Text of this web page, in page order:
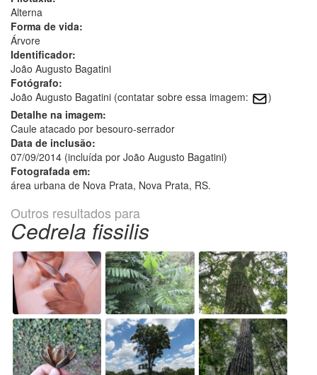
Alterna
Forma de vida:
Árvore
Identificador:
João Augusto Bagatini
Fotógrafo:
João Augusto Bagatini (contatar sobre essa imagem:
)
Detalhe na imagem:
Caule atacado por besouro-serrador
Data de inclusão:
07/09/2014 (incluída por João Augusto Bagatini)
Fotografada em:
área urbana de Nova Prata, Nova Prata, RS.
Outros resultados para
Cedrela fissilis